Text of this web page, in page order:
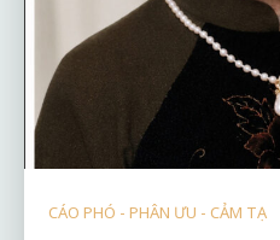
CÁO PHÓ - PHÂN ƯU - CẢM TẠ